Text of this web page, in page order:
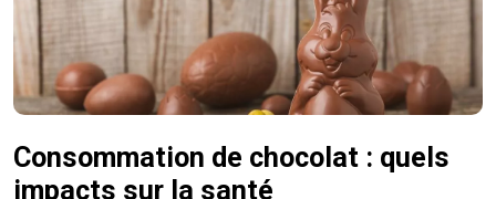
Consommation de chocolat : quels
impacts sur la santé